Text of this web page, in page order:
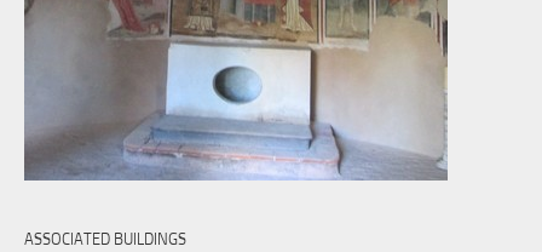
ASSOCIATED BUILDINGS